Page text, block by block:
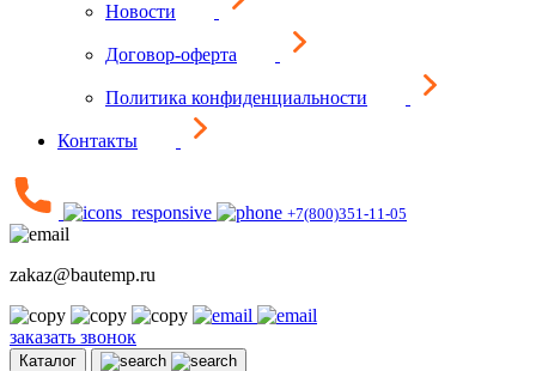
Новости
Договор-оферта
Политика конфиденциальности
Контакты
+7(800)351-11-05
zakaz@bautemp.ru
заказать звонок
Каталог